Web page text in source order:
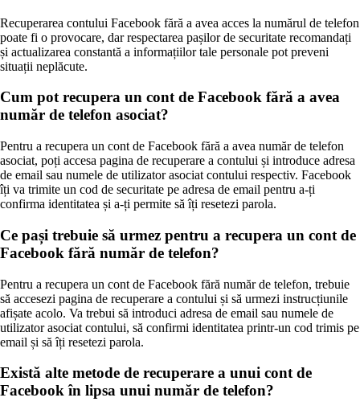
Recuperarea contului Facebook fără a avea acces la numărul de telefon
poate fi o provocare, dar respectarea pașilor de securitate recomandați
și actualizarea constantă a informațiilor tale personale pot preveni
situații neplăcute.
Cum pot recupera un cont de Facebook fără a avea
număr de telefon asociat?
Pentru a recupera un cont de Facebook fără a avea număr de telefon
asociat, poți accesa pagina de recuperare a contului și introduce adresa
de email sau numele de utilizator asociat contului respectiv. Facebook
îți va trimite un cod de securitate pe adresa de email pentru a-ți
confirma identitatea și a-ți permite să îți resetezi parola.
Ce pași trebuie să urmez pentru a recupera un cont de
Facebook fără număr de telefon?
Pentru a recupera un cont de Facebook fără număr de telefon, trebuie
să accesezi pagina de recuperare a contului și să urmezi instrucțiunile
afișate acolo. Va trebui să introduci adresa de email sau numele de
utilizator asociat contului, să confirmi identitatea printr-un cod trimis pe
email și să îți resetezi parola.
Există alte metode de recuperare a unui cont de
Facebook în lipsa unui număr de telefon?